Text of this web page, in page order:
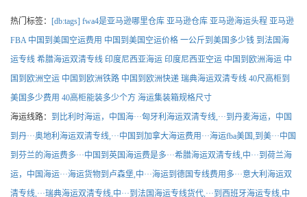
热门标签： [db:tags] fwa4是亚马逊哪里仓库 亚马逊仓库 亚马逊海运头程 亚马逊
FBA 中国到美国空运费用 中国到美国空运价格 一公斤到美国多少钱 到法国海
运专线 希腊海运双清专线 印度尼西亚海运 印度尼西亚空运 中国到欧洲海运 中
国到欧洲空运 中国到欧洲铁路 中国到欧洲快递 瑞典海运双清专线 40尺高柜到
美国多少费用 40高柜能装多少个方 海运集装箱规格尺寸
海运线路： 到比利时海运，中国海···匈牙利海运双清专线,···到丹麦海运，中国
到丹···奥地利海运双清专线,···中国到加拿大海运费用···海运fba美国,到美···中国
到芬兰的海运费多···中国到英国海运费是多···希腊海运双清专线,中···到荷兰海
运，中国海运···海运货物到卢森堡,中···海运到德国专线费用多···意大利海运双
清专线,···瑞典海运双清专线,中···到法国海运专线货代,···到西班牙海运专线,中